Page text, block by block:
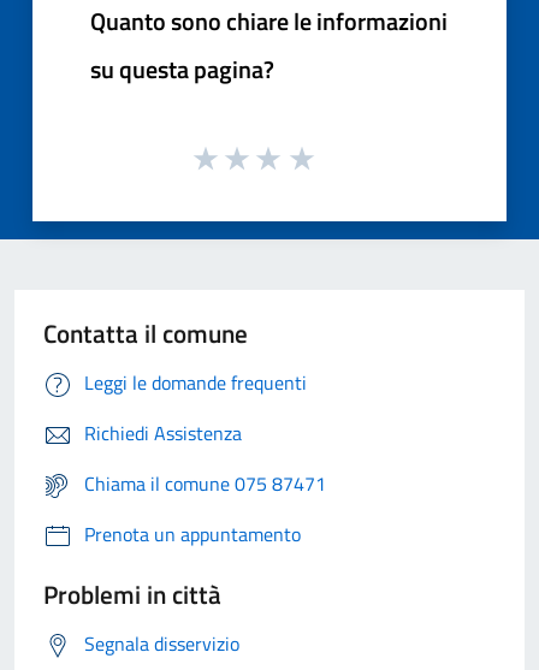
Quanto sono chiare le informazioni
su questa pagina?
Contatta il comune
Leggi le domande frequenti
Richiedi Assistenza
Chiama il comune 075 87471
Prenota un appuntamento
Problemi in città
Segnala disservizio